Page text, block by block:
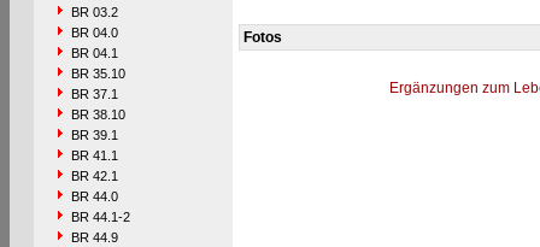
BR 03.2
BR 04.0
BR 04.1
BR 35.10
BR 37.1
BR 38.10
BR 39.1
BR 41.1
BR 42.1
BR 44.0
BR 44.1-2
BR 44.9
Fotos
Ergänzungen zum